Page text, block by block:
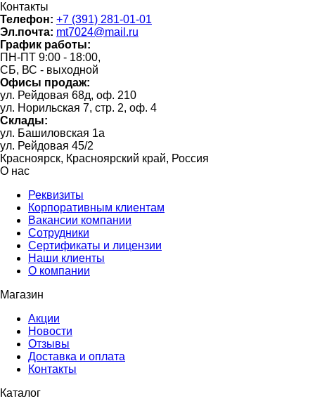
Контакты
Телефон: +7 (391) 281-01-01
Эл.почта: mt7024@mail.ru
График работы:
ПН-ПТ 9:00 - 18:00,
СБ, ВС - выходной
Офисы продаж:
ул. Рейдовая 68д, оф. 210
ул. Норильская 7, стр. 2, оф. 4
Склады:
ул. Башиловская 1а
ул. Рейдовая 45/2
Красноярск, Красноярский край, Россия
О нас
Реквизиты
Корпоративным клиентам
Вакансии компании
Сотрудники
Сертификаты и лицензии
Наши клиенты
О компании
Магазин
Акции
Новости
Отзывы
Доставка и оплата
Контакты
Каталог